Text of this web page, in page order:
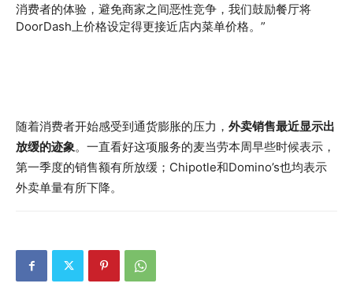
消费者的体验，避免商家之间恶性竞争，我们鼓励餐厅将
DoorDash上价格设定得更接近店内菜单价格。”
随着消费者开始感受到通货膨胀的压力， 外卖销售最近显示出
放缓的迹象。一直看好这项服务的麦当劳本周早些时候表示，
第一季度的销售额有所放缓；Chipotle和Domino’s也均表示
外卖单量有所下降。